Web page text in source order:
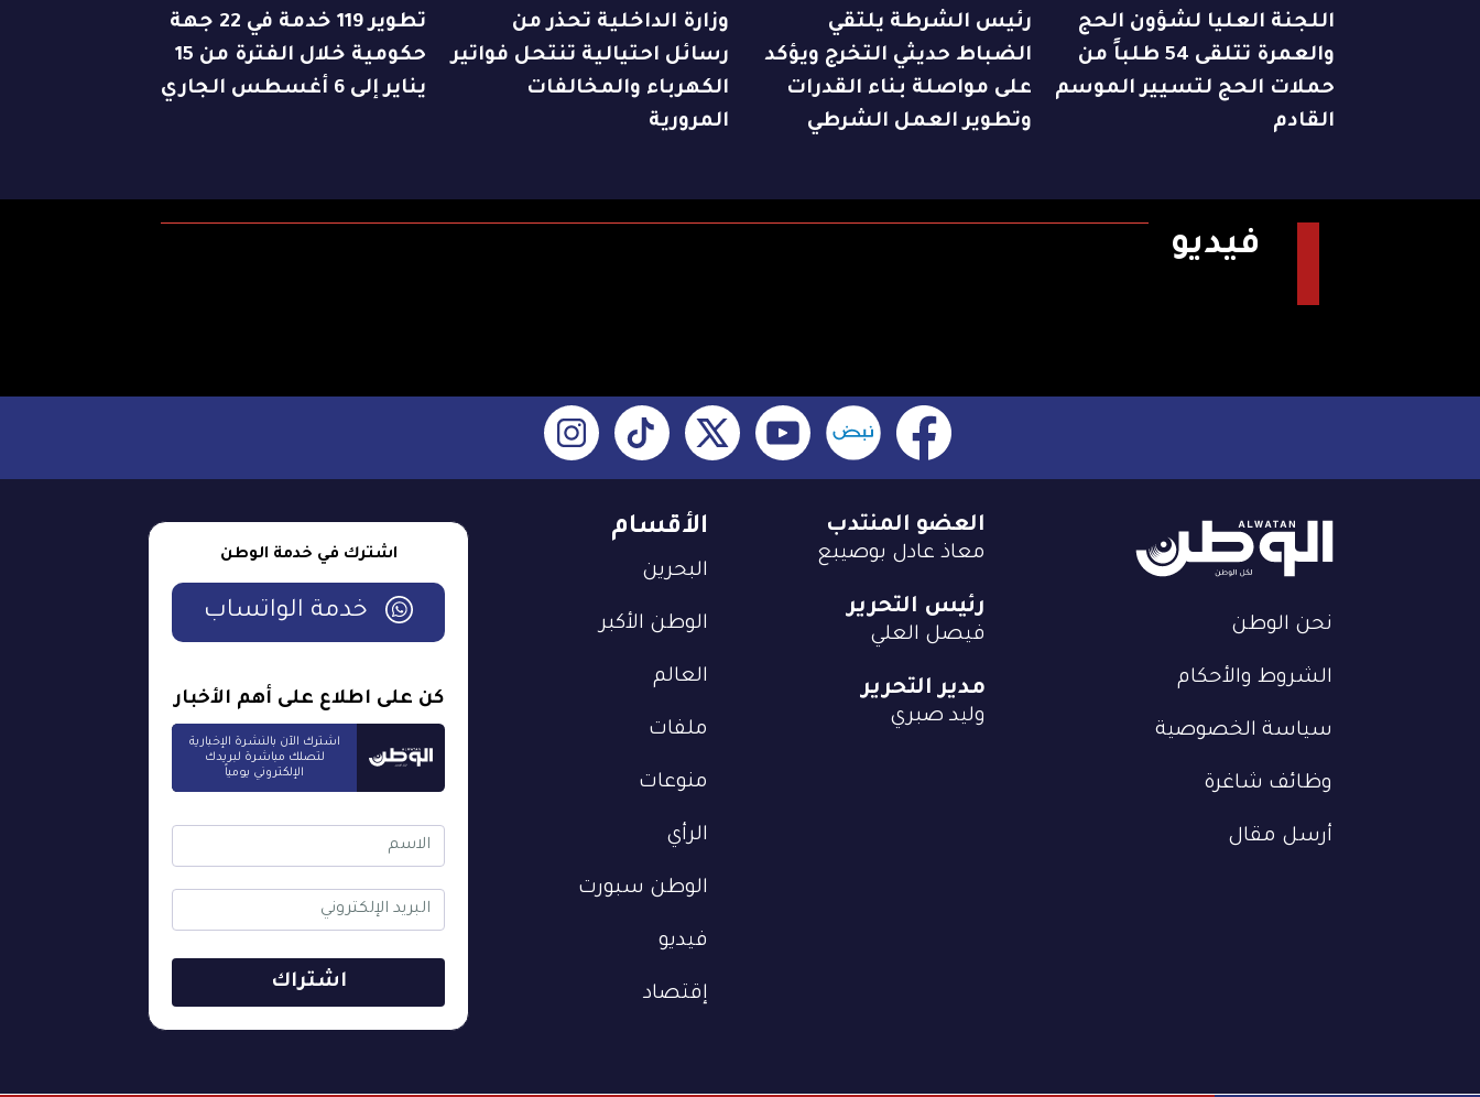
اللجنة العليا لشؤون الحج
والعمرة تتلقى 54 طلباً من
حملات الحج لتسيير الموسم
القادم
رئيس الشرطة يلتقي
الضباط حديثي التخرج ويؤكد
على مواصلة بناء القدرات
وتطوير العمل الشرطي
وزارة الداخلية تحذر من
رسائل احتيالية تنتحل فواتير
الكهرباء والمخالفات
المرورية
تطوير 119 خدمة في 22 جهة
حكومية خلال الفترة من 15
يناير إلى 6 أغسطس الجاري
فيديو
نحن الوطن
الشروط والأحكام
سياسة الخصوصية
وظائف شاغرة
أرسل مقال
الأقسام
البحرين
الوطن الأكبر
العالم
ملفات
منوعات
الرأي
الوطن سبورت
فيديو
إقتصاد
العضو المنتدب
معاذ عادل بوصيبع
رئيس التحرير
فيصل العلي
مدير التحرير
وليد صبري
اشترك في خدمة الوطن
خدمة الواتساب
كن على اطلاع على أهم الأخبار
اشترك الآن بالنشرة الإخبارية
لتصلك مباشرة لبريدك
الإلكتروني يومياً
اشتراك